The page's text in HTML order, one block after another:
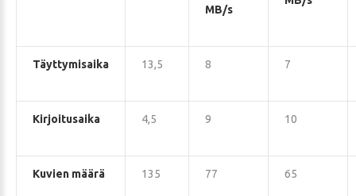
MB/s
Täyttymisaika 13,5 8 7
Kirjoitusaika 4,5 9 10
Kuvien määrä 135 77 65